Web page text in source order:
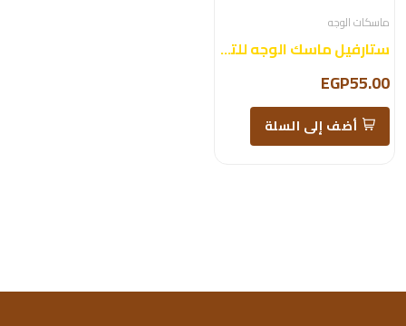
ماسكات الوجه
ستارفيل ماسك الوجه للتفتيح
EGP55.00
أضف إلى السلة